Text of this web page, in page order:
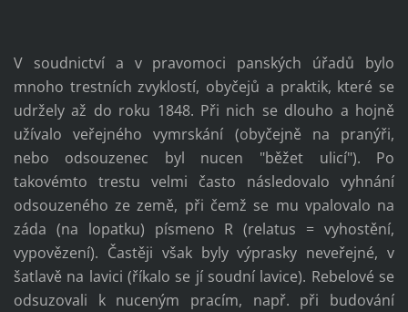
V soudnictví a v pravomoci panských úřadů bylo
mnoho trestních zvyklostí, obyčejů a praktik, které se
udržely až do roku 1848. Při nich se dlouho a hojně
užívalo veřejného vymrskání (obyčejně na pranýři,
nebo odsouzenec byl nucen "běžet ulicí"). Po
takovémto trestu velmi často následovalo vyhnání
odsouzeného ze země, při čemž se mu vpalovalo na
záda (na lopatku) písmeno R (relatus = vyhostění,
vypovězení). Častěji však byly výprasky neveřejné, v
šatlavě na lavici (říkalo se jí soudní lavice). Rebelové se
odsuzovali k nuceným pracím, např. při budování